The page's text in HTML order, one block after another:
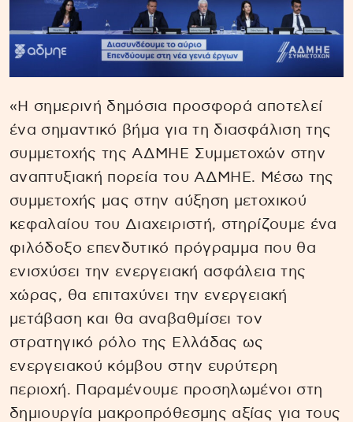
«Η σημερινή δημόσια προσφορά αποτελεί
ένα σημαντικό βήμα για τη διασφάλιση της
συμμετοχής της ΑΔΜΗΕ Συμμετοχών στην
αναπτυξιακή πορεία του ΑΔΜΗΕ. Μέσω της
συμμετοχής μας στην αύξηση μετοχικού
κεφαλαίου του Διαχειριστή, στηρίζουμε ένα
φιλόδοξο επενδυτικό πρόγραμμα που θα
ενισχύσει την ενεργειακή ασφάλεια της
χώρας, θα επιταχύνει την ενεργειακή
μετάβαση και θα αναβαθμίσει τον
στρατηγικό ρόλο της Ελλάδας ως
ενεργειακού κόμβου στην ευρύτερη
περιοχή. Παραμένουμε προσηλωμένοι στη
δημιουργία μακροπρόθεσμης αξίας για τους